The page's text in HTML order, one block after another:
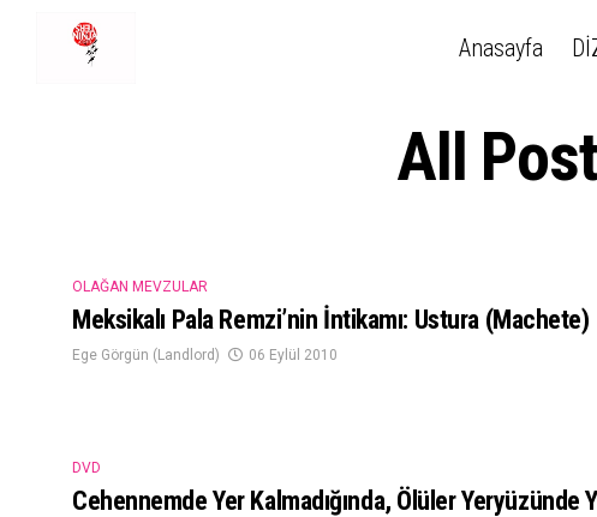
Anasayfa
All
OLAĞAN MEVZULAR
Meksikalı Pala Remzi’nin İntikamı: Ustura (Machete)
Ege Görgün (Landlord) 06 Eylül 2010
DVD
Cehennemde Yer Kalmadığında, Ölüler Yeryüzünde